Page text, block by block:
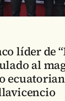
líder de
al